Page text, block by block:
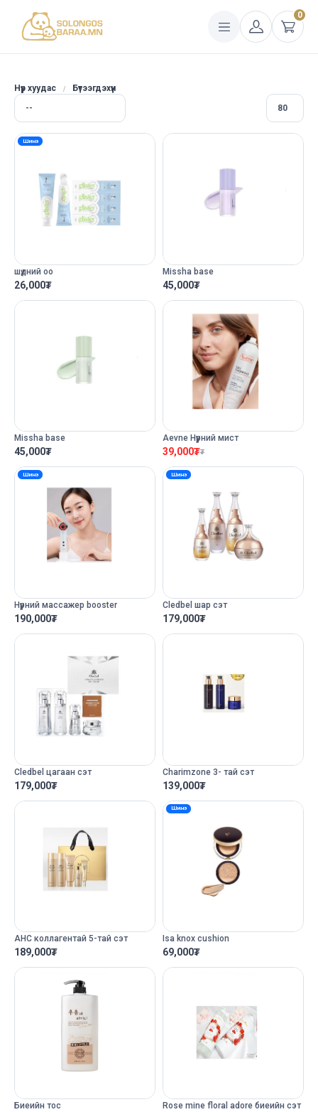
0
Нүүр хуудас Бүтээгдэхүүн
Шинэ
шүдний оо
26,000₮
Missha base
45,000₮
Missha base
45,000₮
Aevne Нүүрний мист
39,000₮₮
Шинэ
Нүүрний массажер booster
190,000₮
Шинэ
Cledbel шар сэт
179,000₮
Cledbel цагаан сэт
179,000₮
Charimzone 3- тай сэт
139,000₮
AHC коллагентай 5-тай сэт
189,000₮
Шинэ
Isa knox cushion
69,000₮
Биеийн тос Rose mine floral adore биеийн сэт